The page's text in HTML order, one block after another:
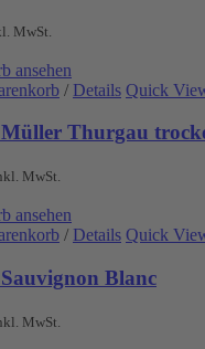
MwSt.
ansehen
/ Details Quick
Thurgau
MwSt.
ansehen
/ Details Quick
Blanc
MwSt.